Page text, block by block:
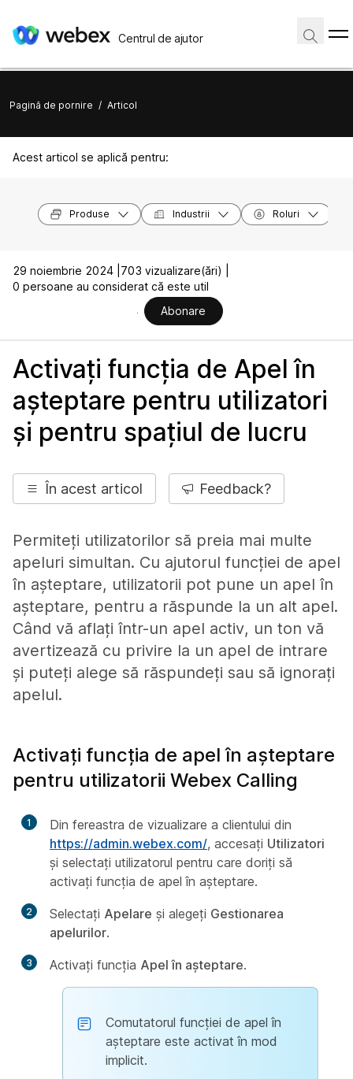
Centrul de ajutor
Pagină de pornire / Articol
Acest articol se aplică pentru:
Produse Industrii Roluri
29 noiembrie 2024 | 703 vizualizare(ări) |
0 persoane au considerat că este util
Abonare
Activați funcția de Apel în
așteptare pentru utilizatori
și pentru spațiul de lucru
În acest articol Feedback?
Permiteți utilizatorilor să preia mai multe
apeluri simultan. Cu ajutorul funcției de apel
în așteptare, utilizatorii pot pune un apel în
așteptare, pentru a răspunde la un alt apel.
Când vă aflați într-un apel activ, un ton vă
avertizează cu privire la un apel de intrare
și puteți alege să răspundeți sau să ignorați
apelul.
Activați funcția de apel în așteptare
pentru utilizatorii Webex Calling
1
Din fereastra de vizualizare a clientului din
https://admin.webex.com/, accesați Utilizatori
și selectați utilizatorul pentru care doriți să
activați funcția de apel în așteptare.
2 Selectați Apelare și alegeți Gestionarea
apelurilor.
3 Activați funcția Apel în așteptare.
Comutatorul funcției de apel în
așteptare este activat în mod
implicit.